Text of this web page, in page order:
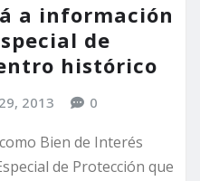
a información
de
histórico
2013 0
Bien de Interés
de Protección que